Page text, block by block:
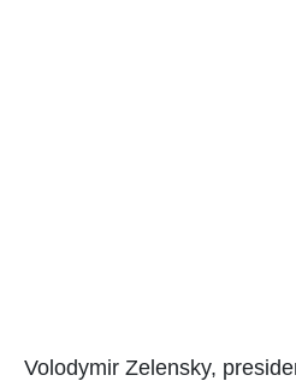
Volodymir Zelensky,